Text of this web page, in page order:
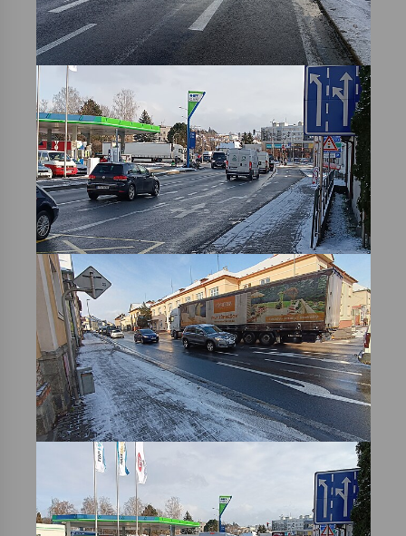
13. 7. 2026
Varhanní recitál Michala Novenka v Klášteře
3. 7. 2026
Petr Adamec – Malovaný svět
30. 6. 2026